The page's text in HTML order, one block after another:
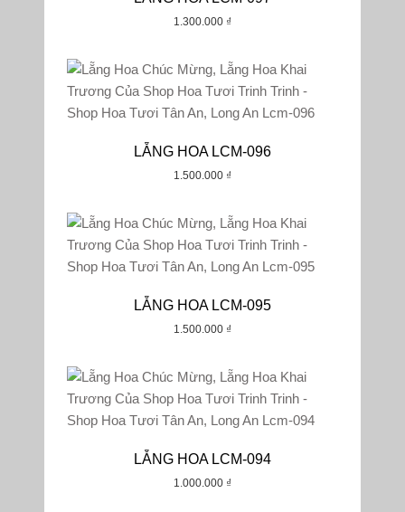
1.300.000 ₫
LẴNG HOA LCM-096
1.500.000 ₫
LẴNG HOA LCM-095
1.500.000 ₫
LẴNG HOA LCM-094
1.000.000 ₫